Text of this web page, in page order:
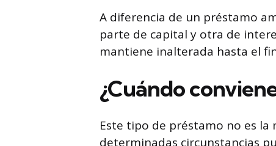
A diferencia de un préstamo
parte de capital y otra de
mantiene inalterada hasta el
¿Cuándo
Este tipo de préstamo no es
determinadas circunstancias